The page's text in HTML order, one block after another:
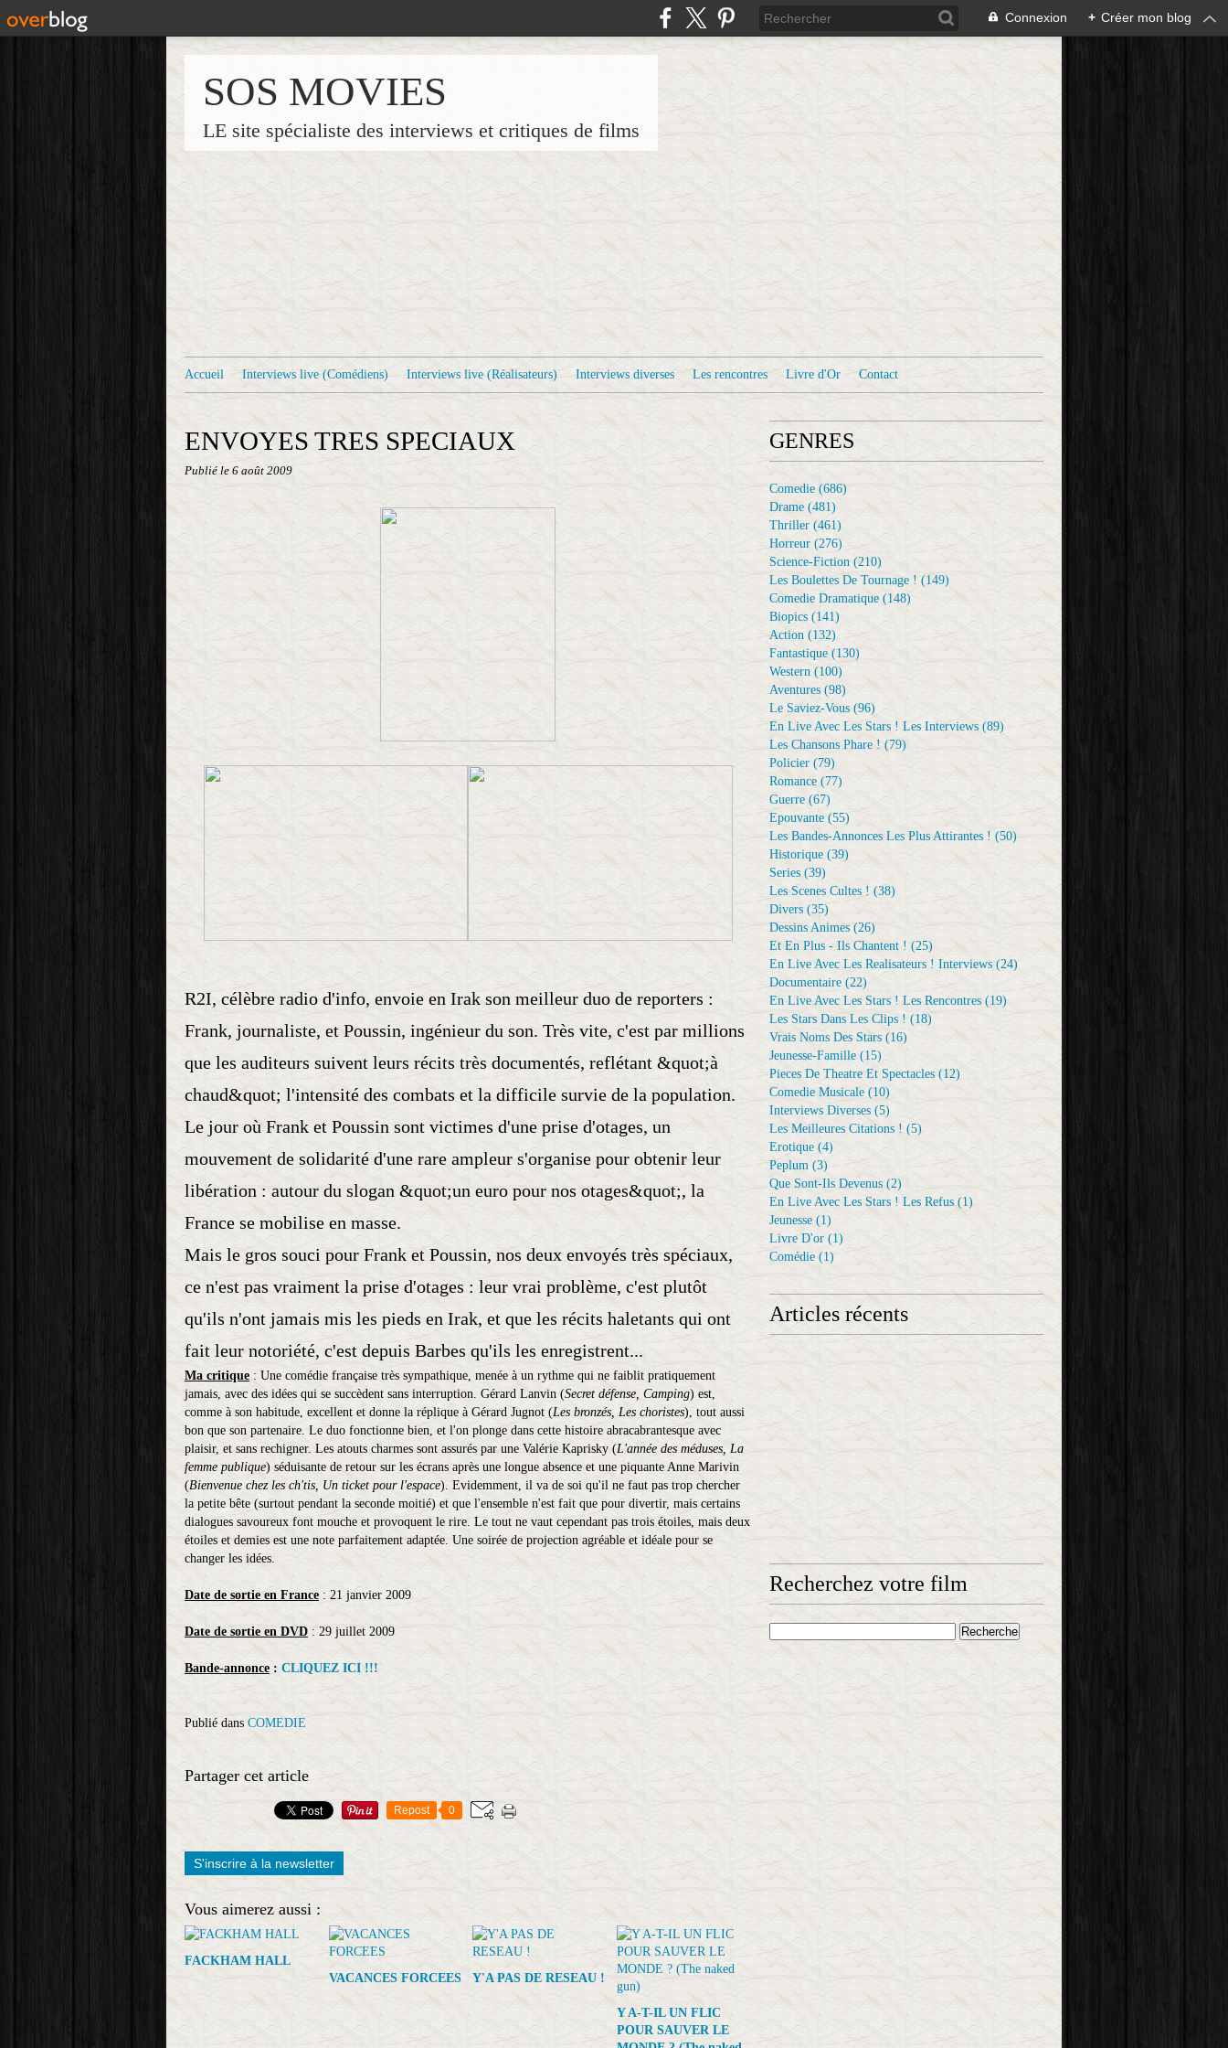
Connexion + Créer mon blog
SOS MOVIES
LE site spécialiste des interviews et critiques de films
Accueil Interviews live (Comédiens) Interviews live (Réalisateurs) Interviews diverses Les rencontres Livre d'Or Contact
ENVOYES TRES SPECIAUX
Publié le 6 août 2009
R2I, célèbre radio d'info, envoie en Irak son meilleur duo de reporters :
Frank, journaliste, et Poussin, ingénieur du son. Très vite, c'est par millions
que les auditeurs suivent leurs récits très documentés, reflétant &quot;à
chaud&quot; l'intensité des combats et la difficile survie de la population.
Le jour où Frank et Poussin sont victimes d'une prise d'otages, un
mouvement de solidarité d'une rare ampleur s'organise pour obtenir leur
libération : autour du slogan &quot;un euro pour nos otages&quot;, la
France se mobilise en masse.
Mais le gros souci pour Frank et Poussin, nos deux envoyés très spéciaux,
ce n'est pas vraiment la prise d'otages : leur vrai problème, c'est plutôt
qu'ils n'ont jamais mis les pieds en Irak, et que les récits haletants qui ont
fait leur notoriété, c'est depuis Barbes qu'ils les enregistrent...
Ma critique : Une comédie française très sympathique, menée à un rythme qui ne faiblit pratiquement
jamais, avec des idées qui se succèdent sans interruption. Gérard Lanvin (Secret défense, Camping) est,
comme à son habitude, excellent et donne la réplique à Gérard Jugnot (Les bronzés, Les choristes), tout aussi
bon que son partenaire. Le duo fonctionne bien, et l'on plonge dans cette histoire abracabrantesque avec
plaisir, et sans rechigner. Les atouts charmes sont assurés par une Valérie Kaprisky (L'année des méduses, La
femme publique) séduisante de retour sur les écrans après une longue absence et une piquante Anne Marivin
(Bienvenue chez les ch'tis, Un ticket pour l'espace). Evidemment, il va de soi qu'il ne faut pas trop chercher
la petite bête (surtout pendant la seconde moitié) et que l'ensemble n'est fait que pour divertir, mais certains
dialogues savoureux font mouche et provoquent le rire. Le tout ne vaut cependant pas trois étoiles, mais deux
étoiles et demies est une note parfaitement adaptée. Une soirée de projection agréable et idéale pour se
changer les idées.
Date de sortie en France : 21 janvier 2009
Date de sortie en DVD : 29 juillet 2009
Bande-annonce : CLIQUEZ ICI !!!
Publié dans COMEDIE
Partager cet article
Repost 0
S'inscrire à la newsletter
Vous aimerez aussi :
FACKHAM HALL
VACANCES FORCEES
Y'A PAS DE RESEAU !
Y A-T-IL UN FLIC
POUR SAUVER LE
GENRES
Comedie (686)
Drame (481)
Thriller (461)
Horreur (276)
Science-Fiction (210)
Les Boulettes De Tournage ! (149)
Comedie Dramatique (148)
Biopics (141)
Action (132)
Fantastique (130)
Western (100)
Aventures (98)
Le Saviez-Vous (96)
En Live Avec Les Stars ! Les Interviews (89)
Les Chansons Phare ! (79)
Policier (79)
Romance (77)
Guerre (67)
Epouvante (55)
Les Bandes-Annonces Les Plus Attirantes ! (50)
Historique (39)
Series (39)
Les Scenes Cultes ! (38)
Divers (35)
Dessins Animes (26)
Et En Plus - Ils Chantent ! (25)
En Live Avec Les Realisateurs ! Interviews (24)
Documentaire (22)
En Live Avec Les Stars ! Les Rencontres (19)
Les Stars Dans Les Clips ! (18)
Vrais Noms Des Stars (16)
Jeunesse-Famille (15)
Pieces De Theatre Et Spectacles (12)
Comedie Musicale (10)
Interviews Diverses (5)
Les Meilleures Citations ! (5)
Erotique (4)
Peplum (3)
Que Sont-Ils Devenus (2)
En Live Avec Les Stars ! Les Refus (1)
Jeunesse (1)
Livre D'or (1)
Comédie (1)
Articles récents
Recherchez votre film